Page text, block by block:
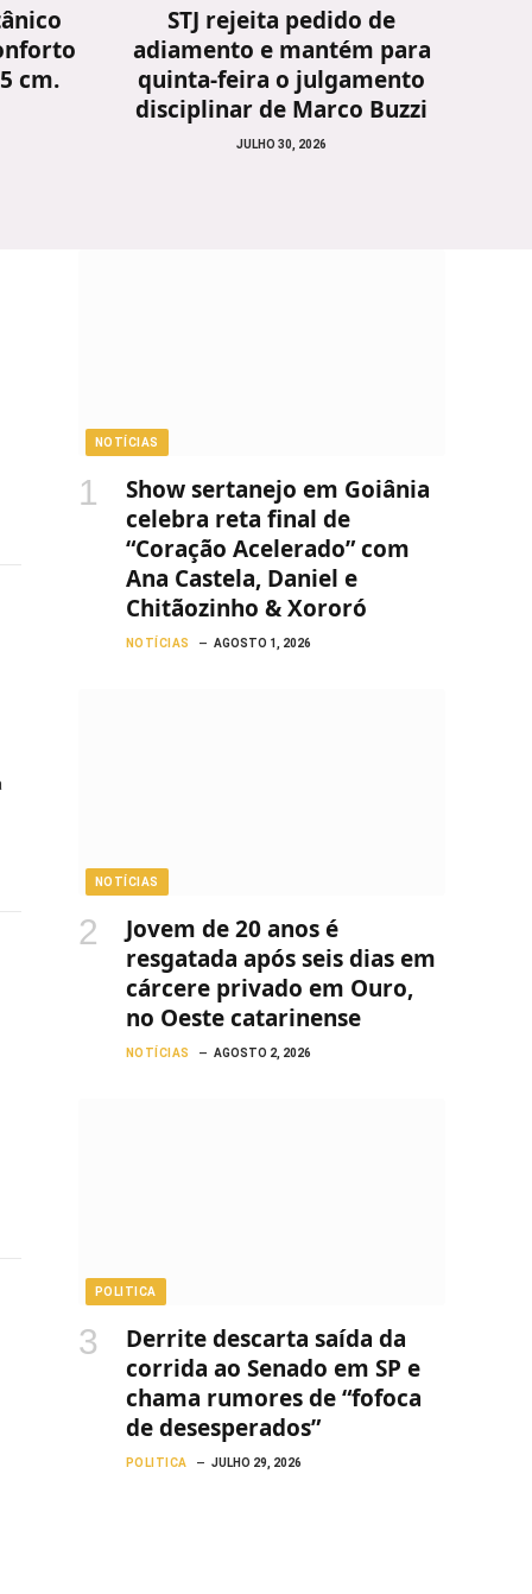
cm.
STJ rejeita pedido de
adiamento e mantém para
quinta-feira o julgamento
disciplinar de Marco Buzzi
JULHO 30, 2026
NOTÍCIAS
Show sertanejo em Goiânia
celebra reta final de
“Coração Acelerado” com
Ana Castela, Daniel e
Chitãozinho & Xororó
NOTÍCIAS AGOSTO 1, 2026
NOTÍCIAS
Jovem de 20 anos é
resgatada após seis dias em
cárcere privado em Ouro,
no Oeste catarinense
NOTÍCIAS AGOSTO 2, 2026
POLITICA
Derrite descarta saída da
corrida ao Senado em SP e
chama rumores de “fofoca
de desesperados”
POLITICA JULHO 29, 2026